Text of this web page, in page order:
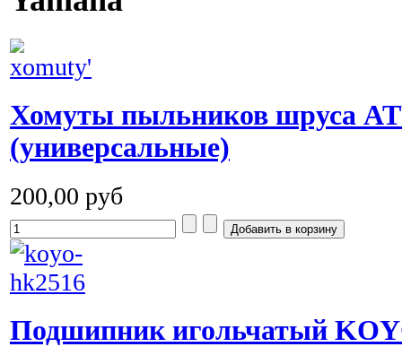
Хомуты пыльников шруса
(универсальные)
200,00 руб
Подшипник игольчатый